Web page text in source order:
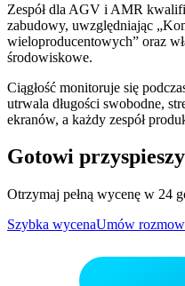
Zespół dla AGV i AMR
zabudowy, uwzględniając
wieloproducentowych” oraz
środowiskowe.
Ciągłość monitoruje się
utrwala długości swobodne,
ekranów, a każdy zespół
Gotowi
Otrzymaj pełną wycenę w 24
Szybka wycenaUmów